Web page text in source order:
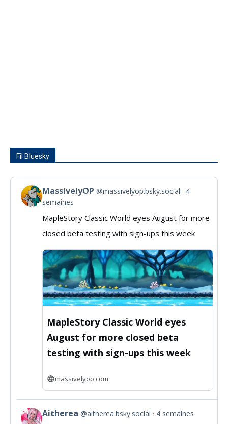
Fil Bluesky
View
post
MassivelyOP
Bluesky
MassivelyOP @massivelyop.bsky.social
4
semaines
MapleStory Classic World eyes August for more
closed beta testing with sign-ups this week
MapleStory Classic World eyes
August for more closed beta
testing with sign-ups this week
massivelyop.com
View
Aitherea @aitherea.bsky.social 4 semaines